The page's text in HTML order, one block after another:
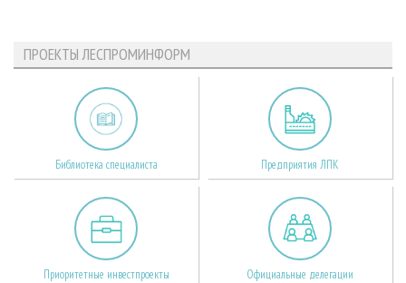
ПРОЕКТЫ ЛЕСПРОМИНФОРМ
Библиотека специалиста Предприятия ЛПК
Приоритетные инвестпроекты Официальные делегации